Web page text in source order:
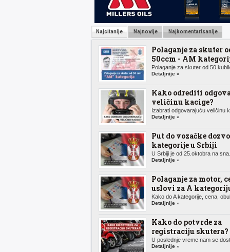
Najcitanije Najnovije Najkomentarisanije
Polaganje za skuter
50ccm - AM
Polaganje za skuter od 50
Detaljnije »
Kako odrediti
veličinu kacige?
Izabrati odgovarajuću veličinu
Detaljnije »
Put do vozačke
kategorije u Srbiji
U Srbiji je od 25.oktobra na
Detaljnije »
Polaganje za motor,
uslovi za A
Kako do A kategorije, cena,
Detaljnije »
Kako do potvrde za
registraciju skutera?
U poslednje vreme nam se
Detaljnije »